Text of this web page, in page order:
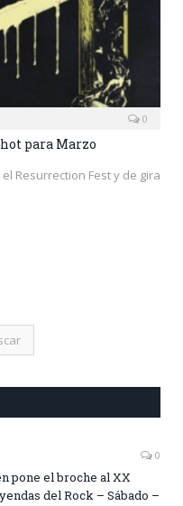
0
para Marzo
Resurrection Fest y de gira
0
pone el broche al XX
del Rock – Sábado –